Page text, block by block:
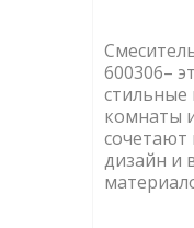
600306–
стильные
комнаты
сочетают
дизайн и